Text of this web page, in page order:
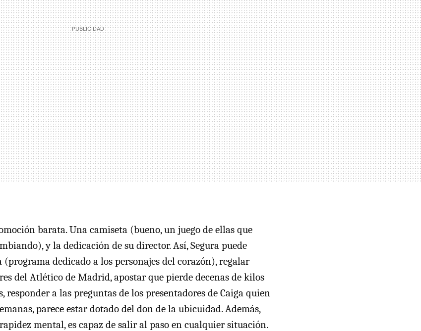
barata. Una camiseta (bueno, un juego de ellas que
y la dedicación de su director. Así, Segura puede
(programa dedicado a los personajes del corazón), regalar
del Atlético de Madrid, apostar que pierde decenas de kilos
responder a las preguntas de los presentadores de Caiga quien
parece estar dotado del don de la ubicuidad. Además,
mental, es capaz de salir al paso en cualquier situación.